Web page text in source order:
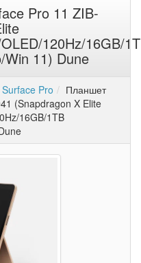
Pro 11 ZIB-
120Hz/16GB/
Win 11) Dune
Pro
Планшет
(Snapdragon X Elite
16GB/1TB